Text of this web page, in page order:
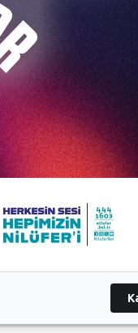
tarafından
Eğitim,
17:00 saatleri
Veya 444 1603'ten